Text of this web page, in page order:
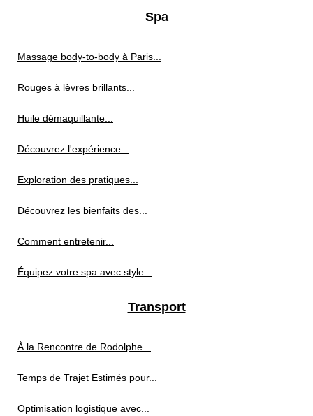
Spa
Massage body-to-body à Paris...
Rouges à lèvres brillants...
Huile démaquillante...
Découvrez l'expérience...
Exploration des pratiques...
Découvrez les bienfaits des...
Comment entretenir...
Équipez votre spa avec style...
Transport
À la Rencontre de Rodolphe...
Temps de Trajet Estimés pour...
Optimisation logistique avec...